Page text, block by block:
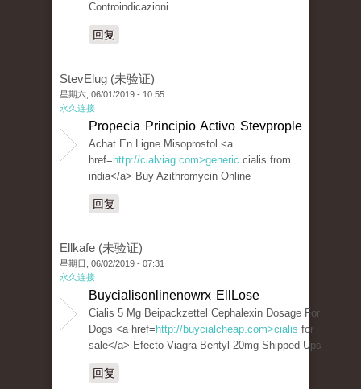
Controindicazioni
回复
StevElug (未验证)
星期六, 06/01/2019 - 10:55
永久连接
Propecia Principio Activo Stevprople
Achat En Ligne Misoprostol <a
href= http://cialviag.com>generic cialis from
india</a> Buy Azithromycin Online
回复
Ellkafe (未验证)
星期日, 06/02/2019 - 07:31
永久连接
Buycialisonlinenowrx EllLose
Cialis 5 Mg Beipackzettel Cephalexin Dosage For
Dogs <a href= http://buycialcheap.com>cialis for
sale</a> Efecto Viagra Bentyl 20mg Shipped Ups
回复